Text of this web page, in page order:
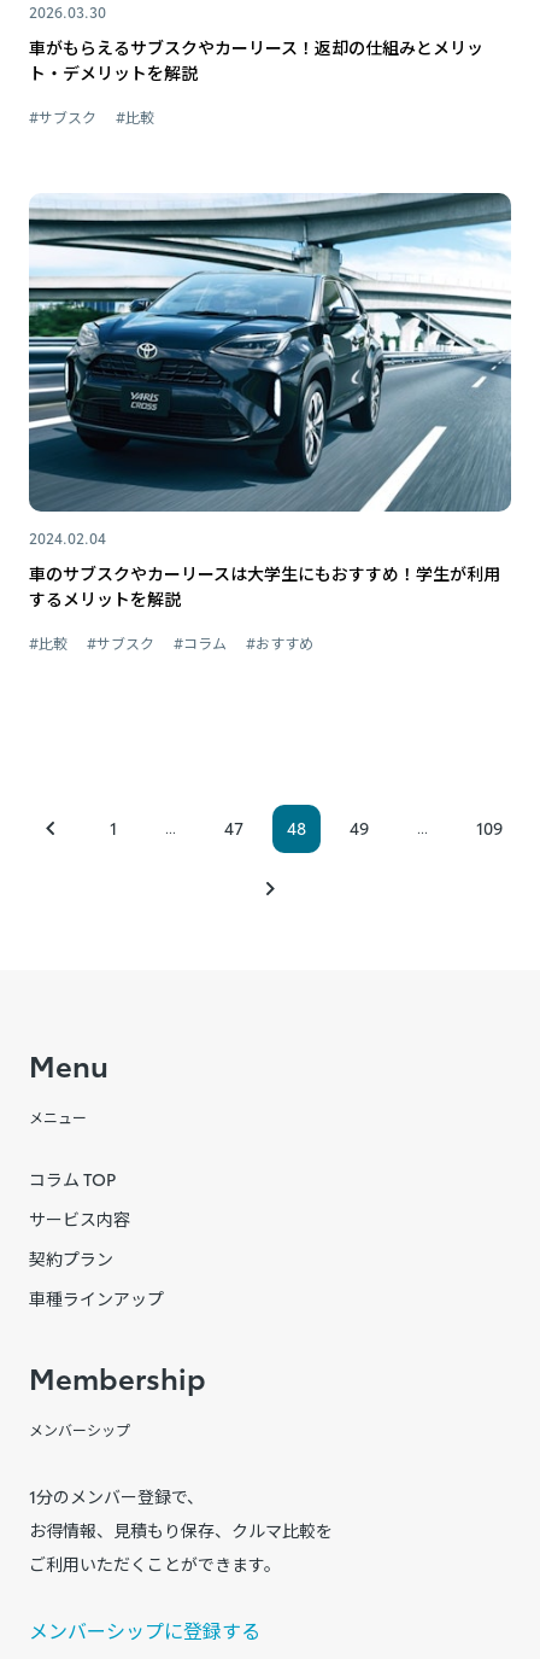
2026.03.30
車がもらえるサブスクやカーリース！返却の仕組みとメリッ
ト・デメリットを解説
#サブスク #比較
2024.02.04
車のサブスクやカーリースは大学生にもおすすめ！学生が利用
するメリットを解説
#比較 #サブスク #コラム #おすすめ
1 ... 47 48 49 ... 109
Menu
メニュー
コラム TOP
サービス内容
契約プラン
車種ラインアップ
Membership
メンバーシップ
1分のメンバー登録で、
お得情報、見積もり保存、クルマ比較を
ご利用いただくことができます。
メンバーシップに登録する